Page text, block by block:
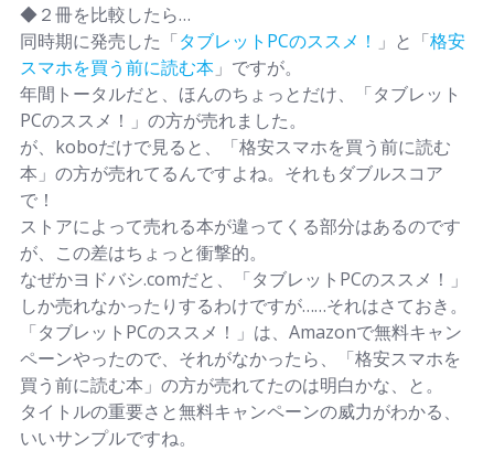
◆２冊を比較したら…
同時期に発売した「タブレットPCのススメ！ 」と「格安
スマホを買う前に読む本 」ですが。
年間トータルだと、ほんのちょっとだけ、「タブレット
PCのススメ！」の方が売れました。
が、koboだけで見ると、「格安スマホを買う前に読む
本」の方が売れてるんですよね。それもダブルスコア
で！
ストアによって売れる本が違ってくる部分はあるのです
が、この差はちょっと衝撃的。
なぜかヨドバシ.comだと、「タブレットPCのススメ！」
しか売れなかったりするわけですが……それはさておき。
「タブレットPCのススメ！」は、Amazonで無料キャン
ペーンやったので、それがなかったら、「格安スマホを
買う前に読む本」の方が売れてたのは明白かな、と。
タイトルの重要さと無料キャンペーンの威力がわかる、
いいサンプルですね。